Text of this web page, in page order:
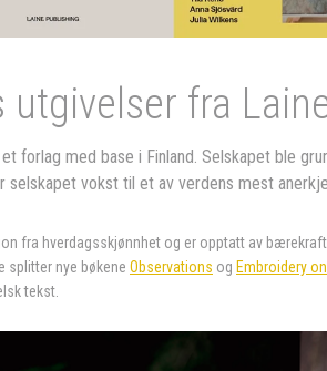
utgivelser fra
forlag med base i Finland. Selskapet ble
selskapet vokst til et av verdens mest
fra hverdagsskjønnhet og er opptatt av
splitter nye bøkene Observations og Embroidery
tekst.